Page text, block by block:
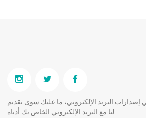
إصدارات البريد الإلكتروني، ما عليك سوى تقديم
لنا مع البريد الإلكتروني الخاص بك أدناه